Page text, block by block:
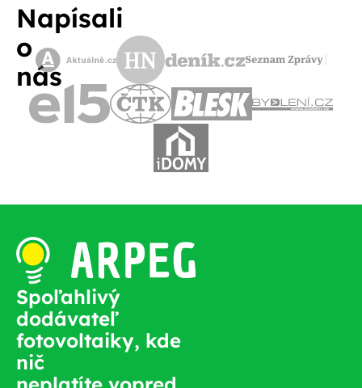
Napísali
o
nás
Spoľahlivý
dodávateľ
fotovoltaiky, kde
nič